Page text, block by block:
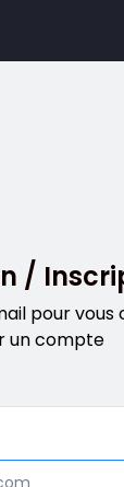
/
pour
un compte